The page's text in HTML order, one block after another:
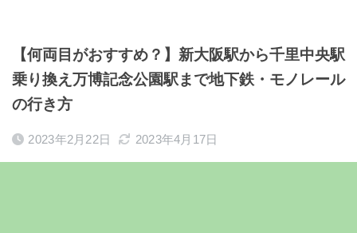
【何両目がおすすめ？】新大阪駅から千里中央駅
乗り換え万博記念公園駅まで地下鉄・モノレール
の行き方
2023年2月22日 2023年4月17日